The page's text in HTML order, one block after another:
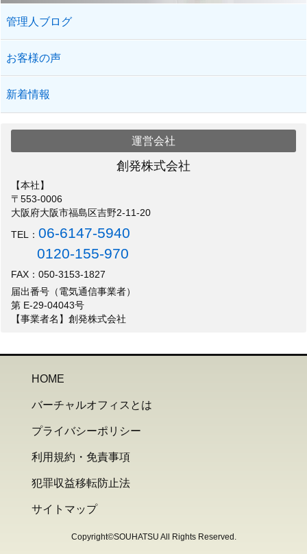
管理人ブログ
お客様の声
新着情報
運営会社
創発株式会社
【本社】
〒553-0006
大阪府大阪市福島区吉野2-11-20
TEL：06-6147-5940
0120-155-970
FAX：050-3153-1827
届出番号（電気通信事業者）
第 E-29-04043号
【事業者名】創発株式会社
HOME
バーチャルオフィスとは
プライバシーポリシー
利用規約・免責事項
犯罪収益移転防止法
サイトマップ
Copyright©SOUHATSU All Rights Reserved.